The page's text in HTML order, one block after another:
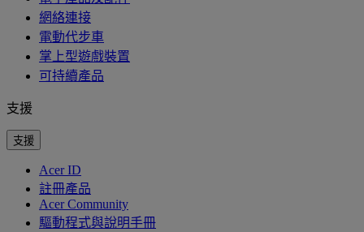
網絡連接
電動代步車
掌上型遊戲裝置
可持續產品
支援
支援
Acer ID
註冊產品
Acer Community
驅動程式與說明手冊